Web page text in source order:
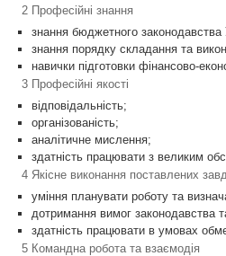
2 Професійні знання
знання бюджетного законодавства
знання порядку складання та
навички підготовки
3 Професійні якості
відповідальність;
організованість;
аналітичне мислення;
здатність працювати з великим
4 Якісне виконання поставлених
уміння планувати роботу та
дотримання вимог законодавства
здатність працювати в умовах
5 Командна робота та взаємодія